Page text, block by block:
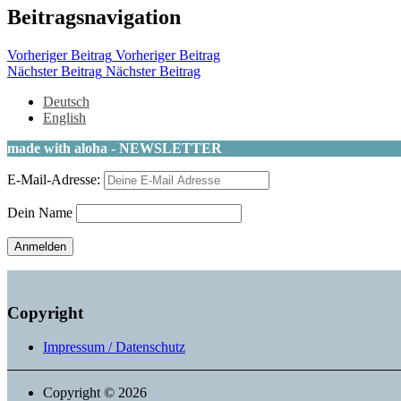
Beitragsnavigation
Vorheriger Beitrag Vorheriger Beitrag
Nächster Beitrag Nächster Beitrag
Deutsch
English
made with aloha - NEWSLETTER
E-Mail-Adresse:
Dein Name
Copyright
Impressum / Datenschutz
Copyright © 2026